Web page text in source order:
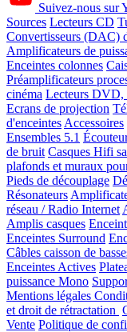
Suivez-nous sur
Sources Lecteurs CD
Convertisseurs (DAC)
Amplificateurs de
Enceintes colonnes
Préamplificateurs
cinéma Lecteurs
Ecrans de projection
d'enceintes Accessoires
Ensembles 5.1
de bruit Casques Hifi
plafonds et muraux
Pieds de découplage
Résonateurs
réseau / Radio Internet
Amplis casques
Enceintes Surround
Câbles caisson de
Enceintes Actives
puissance Mono
Mentions légales
et droit de rétractation
Vente Politique de